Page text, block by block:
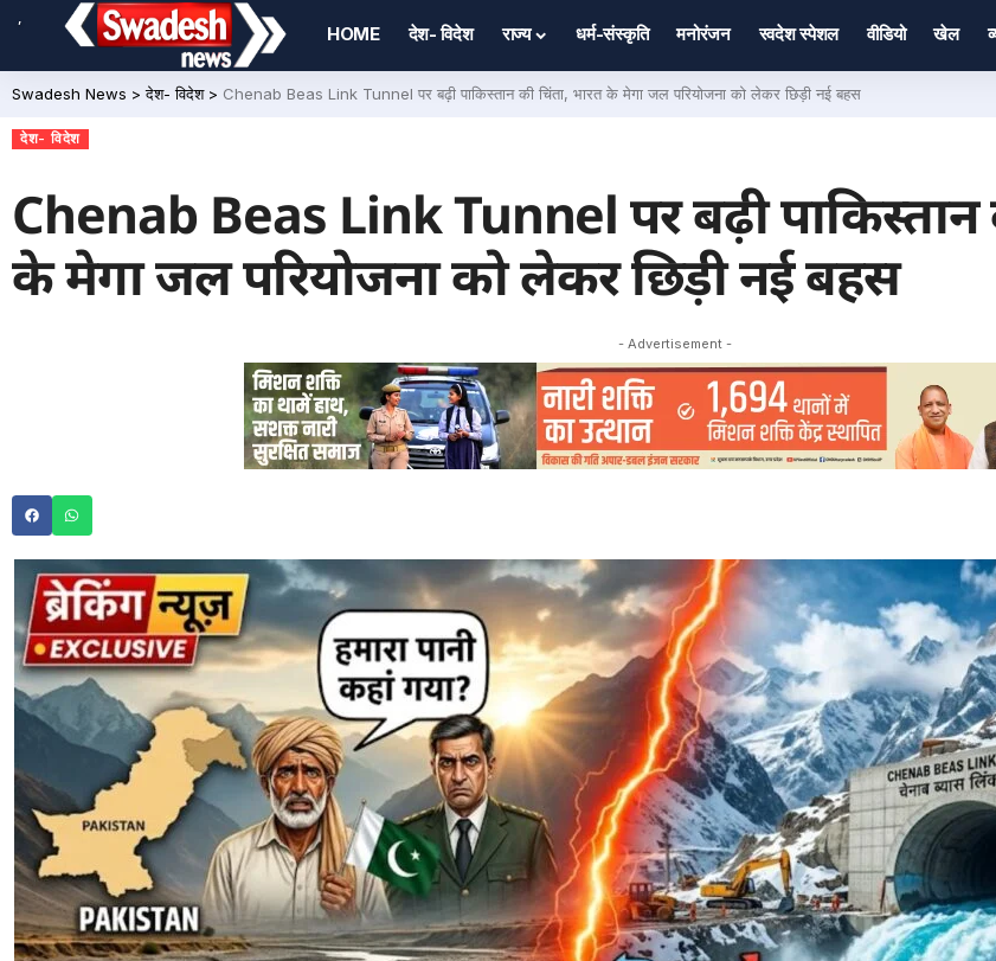
,
HOME देश- विदेश राज्य धर्म-संस्कृति मनोरंजन स्वदेश स्पेशल वीडियो खेल
Swadesh News >देश- विदेश> Chenab Beas Link Tunnel पर बढ़ी पाकिस्तान की चिंता, भारत के मेगा जल परियोजना को लेकर छिड़ी नई बहस
देश- विदेश
Chenab Beas Link Tunnel पर बढ़ी पाकिस्तान
के मेगा जल परियोजना को लेकर छिड़ी नई बहस
- Advertisement -